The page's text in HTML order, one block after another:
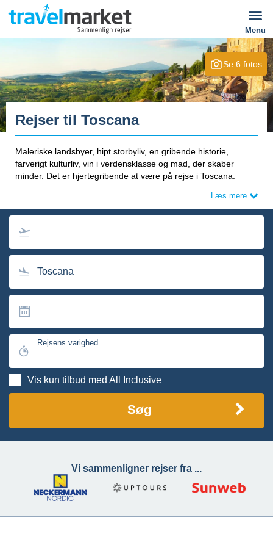
Menu
Se 6 fotos
Rejser til Toscana
Maleriske landsbyer, hipt storbyliv, en gribende historie,
farverigt kulturliv, vin i verdensklasse og mad, der skaber
minder. Det er hjertegribende at være på rejse i Toscana.
Læs mere
Søg også rejser med afrejse fra Norge og Sverige:
Toscana
Rejsens varighed
Vis kun tilbud med All Inclusive
Søg
Vi sammenligner rejser fra ...